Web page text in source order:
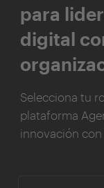
para
digital
Selecciona tu
plataforma
innovación con